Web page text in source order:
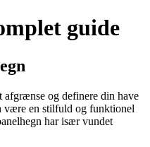
guide
og definere din have
være en stilfuld og funktionel
har især vundet